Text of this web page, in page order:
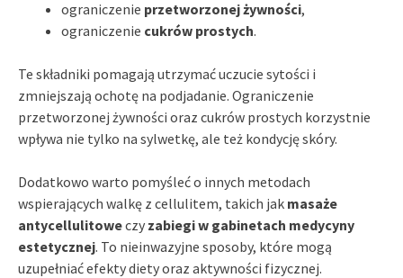
ograniczenie przetworzonej żywności,
ograniczenie cukrów prostych.
Te składniki pomagają utrzymać uczucie sytości i
zmniejszają ochotę na podjadanie. Ograniczenie
przetworzonej żywności oraz cukrów prostych korzystnie
wpływa nie tylko na sylwetkę, ale też kondycję skóry.
Dodatkowo warto pomyśleć o innych metodach
wspierających walkę z cellulitem, takich jak masaże
antycellulitoweczy zabiegi w gabinetach medycyny
estetycznej. To nieinwazyjne sposoby, które mogą
uzupełniać efekty diety oraz aktywności fizycznej.